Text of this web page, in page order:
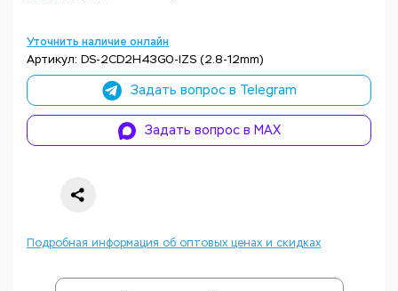
Уточнить наличие онлайн
Артикул: DS-2CD2H43G0-IZS (2.8-12mm)
Задать вопрос в Telegram
Задать вопрос в MAX
Подробная информация об оптовых ценах и скидках